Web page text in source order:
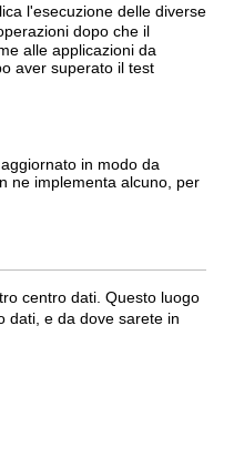
l'esecuzione delle diverse
dopo che il
alle applicazioni da
aver superato il test
in modo da
ne implementa alcuno, per
centro dati. Questo luogo
dati, e da dove sarete in